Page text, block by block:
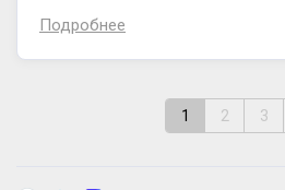
Подробнее
1 2 3